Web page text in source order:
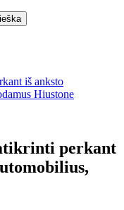
iš anksto
Hiustone
perkant